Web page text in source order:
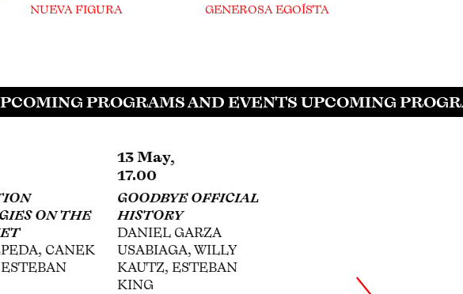
NUEVA FIGURA GENEROSA EGOÍSTA
PROGRAMS AND EVENTS UPCOMING
OFFICIAL
WILLY
27 Jun,
12.00
MURALS AND
PROPAGANDA IN
MICHOACÁN DURING
THE CARDENISMO
TANIA RUIZ OJEDA,
SOFÍA VELARDE